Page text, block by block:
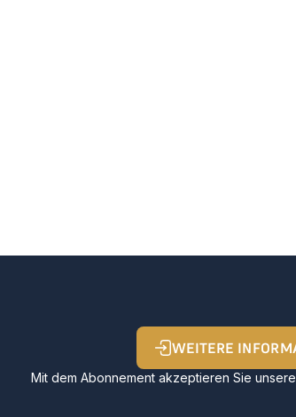
WEITERE
Mit dem Abonnement akzeptieren Sie